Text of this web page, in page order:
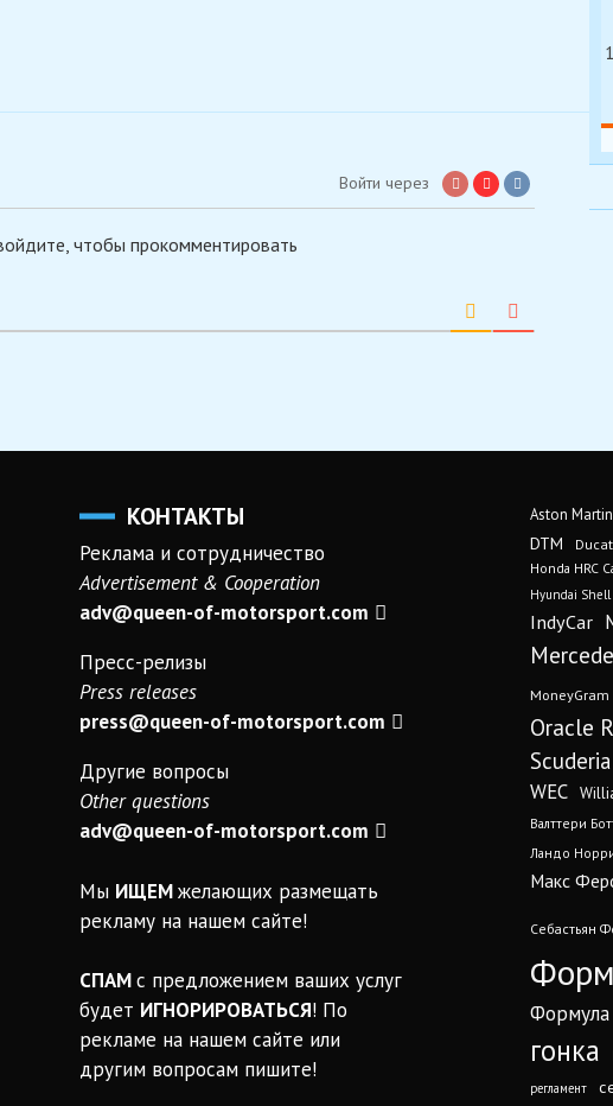
Войти через
чтобы прокомментировать
КОНТАКТЫ
Реклама и сотрудничество
Advertisement & Cooperation
adv@queen-of-motorsport.com
Пресс-релизы
Press releases
press@queen-of-motorsport.com
Другие вопросы
Other questions
adv@queen-of-motorsport.com
Мы ИЩЕМжелающих размещать
рекламу на нашем сайте!
СПАМс предложением ваших услуг
будет ИГНОРИРОВАТЬСЯ! По
рекламе на нашем сайте или
другим вопросам пишите!
Aston
DTM
Honda HRC
Hyundai Shell
IndyCar
MoneyGram
Oracle
WEC
Валттери
Ландо
Макс
Себастьян
гонка
регламент